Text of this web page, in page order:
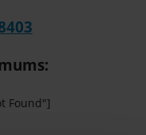
Found"]